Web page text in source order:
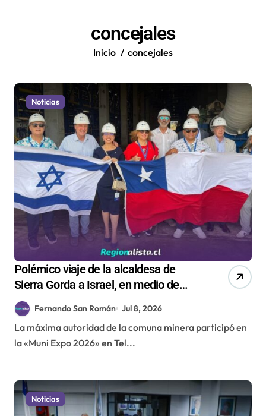
concejales
Inicio concejales
Noticias
Polémico viaje de la alcaldesa de
Sierra Gorda a Israel, en medio de
acusaciones de genocidio contra el
pueblo palestino
Fernando San Román Jul 8, 2026
La máxima autoridad de la comuna minera participó en
la «Muni Expo 2026» en Tel...
Noticias